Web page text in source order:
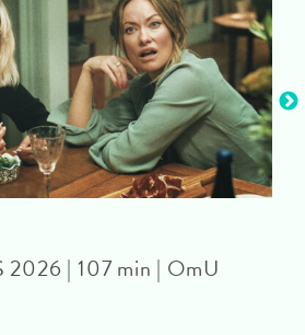
2026 | 107 min | OmU